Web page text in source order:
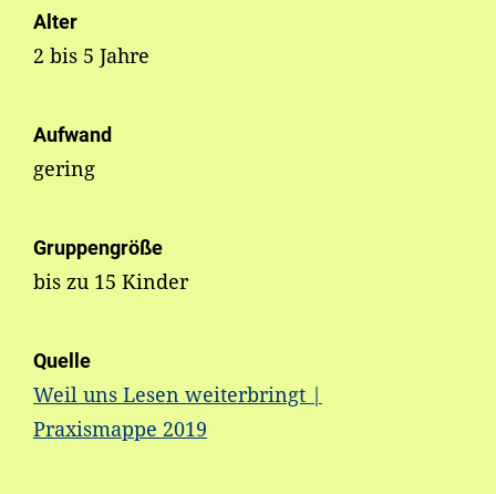
Alter
2 bis 5 Jahre
Aufwand
gering
Gruppengröße
bis zu 15 Kinder
Quelle
Weil uns Lesen weiterbringt |
Praxismappe 2019